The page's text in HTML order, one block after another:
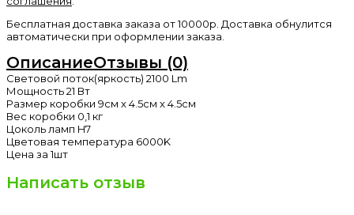
Бесплатная доставка заказа от 10000р. Доставка обнулится
автоматически при оформлении заказа.
ОписаниеОтзывы (0)
Световой поток(яркость) 2100 Lm
Мощность 21 Вт
Размер коробки 9см x 4.5см x 4.5см
Вес коробки 0,1 кг
Цоколь ламп H7
Цветовая температура 6000K
Цена за 1шт
Написать отзыв